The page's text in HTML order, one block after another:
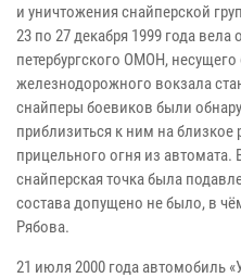
и уничтожения снайперской
23 по 27 декабря 1999 года
петербургского ОМОН,
железнодорожного вокзала
снайперы боевиков были
приблизиться к ним на близкое
прицельного огня из автомата.
снайперская точка была
состава допущено не было, в
Рябова.
21 июля 2000 года автомобиль